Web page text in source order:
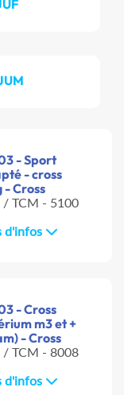
- Sport
- cross
- Cross
/ TCM - 5100
d'infos
- Cross
m3 et +
- Cross
/ TCM - 8008
d'infos